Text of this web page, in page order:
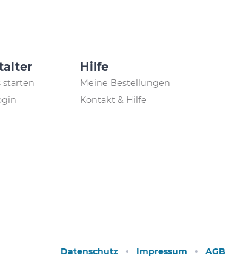
starten
Hilfe
Meine Bestellungen
Kontakt & Hilfe
Datenschutz Impressum AGB